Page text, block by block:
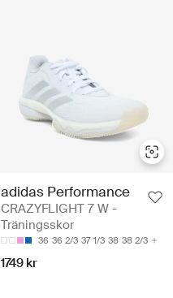
adidas Performance
CRAZYFLIGHT 7 W -
Träningsskor
36 36 2/3 37 1/3 38 38 2/3
1749 kr